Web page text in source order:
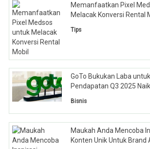
Memanfaatkan Pixel
Melacak Konversi Rental
Tips
GoTo Bukukan Laba
Pendapatan Q3 2025
Bisnis
Maukah Anda Mencoba
Konten Unik Untuk Brand